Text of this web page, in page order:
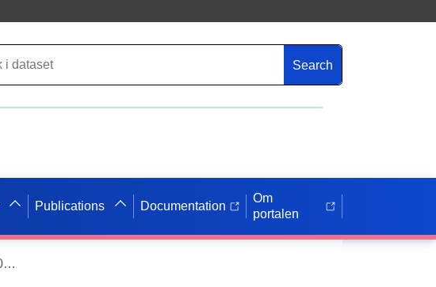
Search
Publications Documentation
Om
portalen
Proračun Općine Starigrad za 2026. godinu sa projekcijama za 2027. i 2028. godinu